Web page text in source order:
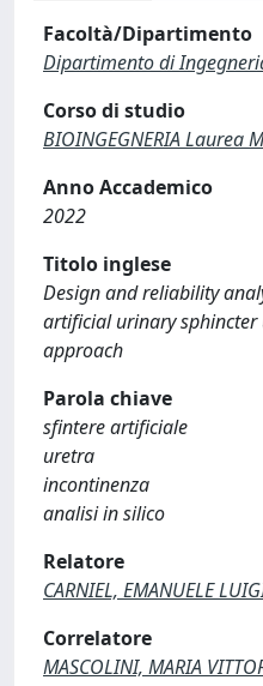
Facoltà/Dipartimento
Dipartimento di
Corso di studio
BIOINGEGNERIA Laurea
Anno Accademico
2022
Titolo inglese
Design and reliability
artificial urinary
approach
Parola chiave
sfintere artificiale
uretra
incontinenza
analisi in silico
Relatore
CARNIEL, EMANUELE
Correlatore
MASCOLINI, MARIA